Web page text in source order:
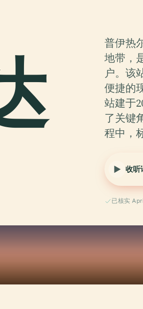
普伊热
地带，
户。该
便捷的
站建于
了关键
程中，
收听
已核实